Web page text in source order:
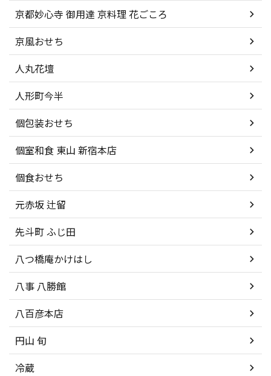
京都妙心寺 御用達 京料理 花ごころ
京風おせち
人丸花壇
人形町今半
個包装おせち
個室和食 東山 新宿本店
個食おせち
元赤坂 辻留
先斗町 ふじ田
八つ橋庵かけはし
八事 八勝館
八百彦本店
円山 旬
冷蔵